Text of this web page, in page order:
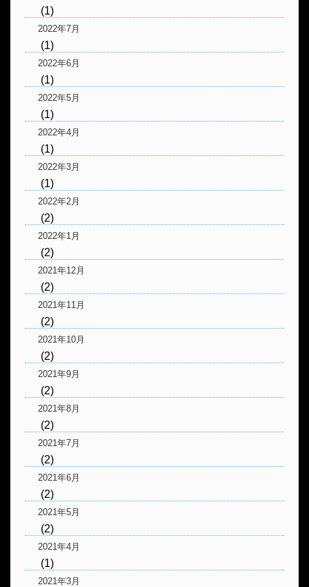
(1)
2022年7月
(1)
2022年6月
(1)
2022年5月
(1)
2022年4月
(1)
2022年3月
(1)
2022年2月
(2)
2022年1月
(2)
2021年12月
(2)
2021年11月
(2)
2021年10月
(2)
2021年9月
(2)
2021年8月
(2)
2021年7月
(2)
2021年6月
(2)
2021年5月
(2)
2021年4月
(1)
2021年3月